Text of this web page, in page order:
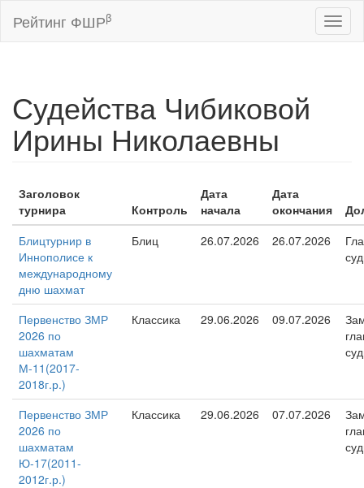
Рейтинг ФШРβ
Судейства Чибиковой
Ирины Николаевны
Заголовок
турнира
Контроль
Дата
начала
Дата
окончания
Блицтурнир в
Иннополисе к
международному
дню шахмат
Блиц 26.07.2026 26.07.2026
Первенство ЗМР
2026 по
шахматам
М-11(2017-
2018г.р.)
Классика 29.06.2026 09.07.2026
Первенство ЗМР
2026 по
шахматам
Ю-17(2011-
2012г.р.)
Классика 29.06.2026 07.07.2026